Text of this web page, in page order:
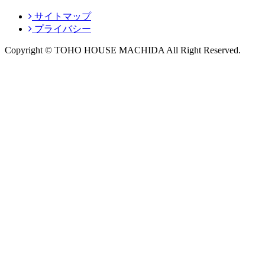
サイトマップ
プライバシー
Copyright © TOHO HOUSE MACHIDA All Right Reserved.